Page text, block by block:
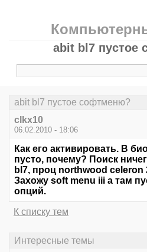
abit bl7 пустое
abit bl7 пустое софтменю?
clkx10
06.02.2010 - 18:06
Как его активировать. В
пусто, почему? Поиск
bl7, проц northwood celeron
Захожу soft menu iii а там
опций.
К списку тем
Интересные темы